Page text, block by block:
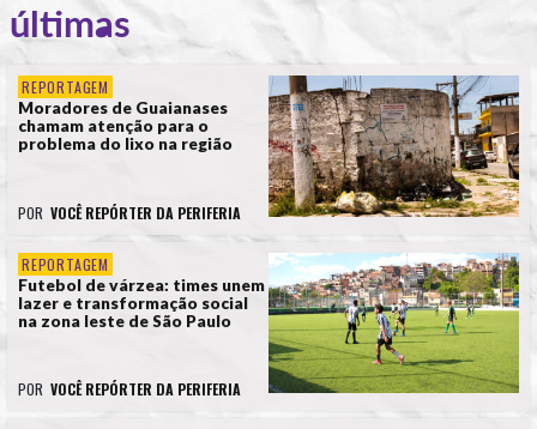
últimas
REPORTAGEM
Moradores de Guaianases
chamam atenção para o
problema do lixo na região
POR VOCÊ REPÓRTER DA PERIFERIA
REPORTAGEM
Futebol de várzea: times unem
lazer e transformação social
na zona leste de São Paulo
POR VOCÊ REPÓRTER DA PERIFERIA